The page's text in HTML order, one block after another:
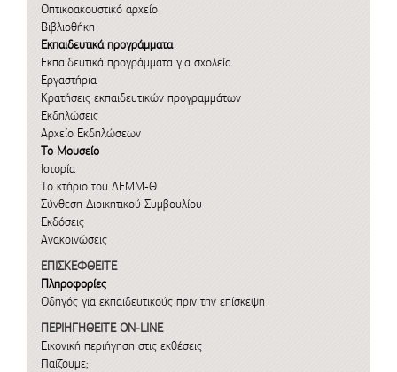
Οπτικοακουστικό αρχείο
Βιβλιοθήκη
Εκπαιδευτικά προγράμματα
Εκπαιδευτικά προγράμματα για σχολεία
Εργαστήρια
Κρατήσεις εκπαιδευτικών προγραμμάτων
Εκδηλώσεις
Αρχείο Εκδηλώσεων
Το Μουσείο
Ιστορία
Το κτήριο του ΛΕΜΜ-Θ
Σύνθεση Διοικητικού Συμβουλίου
Εκδόσεις
Ανακοινώσεις
ΕΠΙΣΚΕΦΘΕΙΤΕ
Πληροφορίες
Οδηγός για εκπαιδευτικούς πριν την επίσκεψη
ΠΕΡΙΗΓΗΘΕΙΤΕ ON-LINE
Εικονική περιήγηση στις εκθέσεις
Παίζουμε;